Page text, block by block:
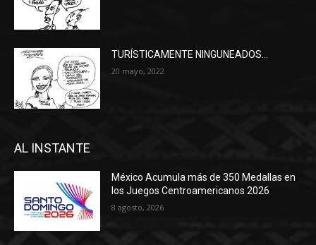
TURÍSTICAMENTE NINGUNEADOS…
20 mayo, 2022
AL INSTANTE
México Acumula más de 350 Medallas en
los Juegos Centroamericanos 2026
8 agosto, 2026